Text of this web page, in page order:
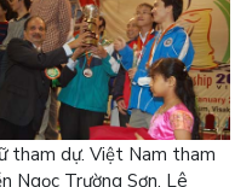
tham dự. Việt Nam tham
Ngọc Trường Sơn, Lê